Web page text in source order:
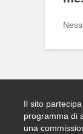
Il sito
programma di
una